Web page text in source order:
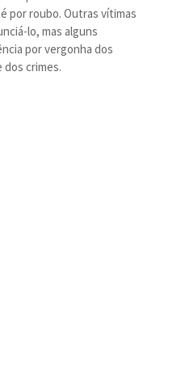
por roubo. Outras vítimas
lo, mas alguns
por vergonha dos
crimes.